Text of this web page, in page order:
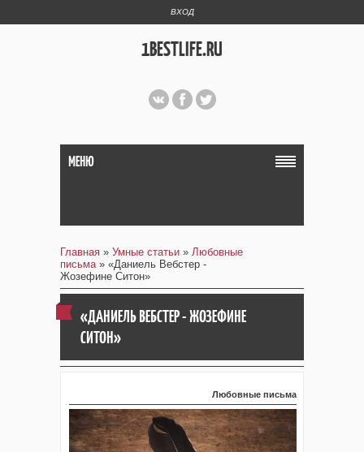
ВХОД
1BESTLIFE.RU
МЕНЮ
Главная » Умные статьи » Любовные
письма» «Даниель Вебстер -
Жозефине Ситон»
«ДАНИЕЛЬ ВЕБСТЕР - ЖОЗЕФИНЕ
СИТОН»
Любовные письма